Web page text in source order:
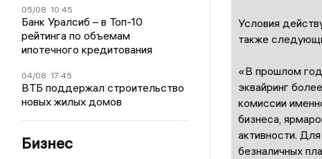
05/08 10:45
Банк Уралсиб – в Топ-10
рейтинга по объемам
ипотечного кредитования
04/08 17:45
ВТБ поддержал строительство
новых жилых домов
Бизнес
Условия
также
«В прошлом
эквайринг
комиссии
бизнеса,
активности.
безналичных